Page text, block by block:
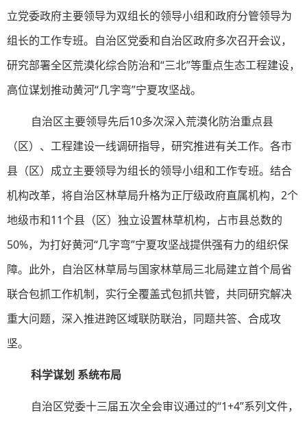
立党委政府主要领导为双组长的领导小组和政府分管领导为
组长的工作专班。自治区党委和自治区政府多次召开会议，
研究部署全区荒漠化综合防治和“三北”等重点生态工程建设，
高位谋划推动黄河“几字弯”宁夏攻坚战。
自治区主要领导先后10多次深入荒漠化防治重点县
（区）、工程建设一线调研指导，研究推进有关工作。各市
县（区）成立主要领导为组长的领导小组和工作专班。结合
机构改革，将自治区林草局升格为正厅级政府直属机构，2个
地级市和11个县（区）独立设置林草机构，占市县总数的
50%，为打好黄河“几字弯”宁夏攻坚战提供强有力的组织保
障。此外，自治区林草局与国家林草局三北局建立首个局省
联合包抓工作机制，实行全覆盖式包抓共管，共同研究解决
重大问题，深入推进跨区域联防联治，同题共答、合成攻
坚。
科学谋划 系统布局
自治区党委十三届五次全会审议通过的“1+4”系列文件，